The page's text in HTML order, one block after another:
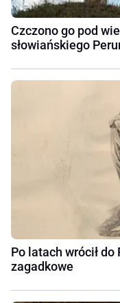
Czczono go pod
słowiańskiego
Po latach wrócił
zagadkowe